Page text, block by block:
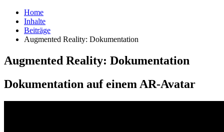
Home
Inhalte
Beiträge
Augmented Reality: Dokumentation
Augmented Reality: Dokumentation
Dokumentation auf einem AR-Avatar